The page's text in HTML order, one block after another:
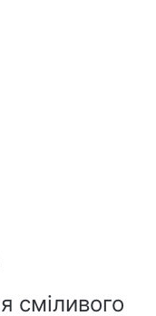
сміливого